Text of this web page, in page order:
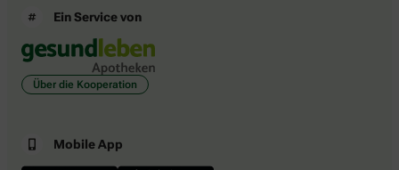
Ein Service von
Über die Kooperation
Mobile App